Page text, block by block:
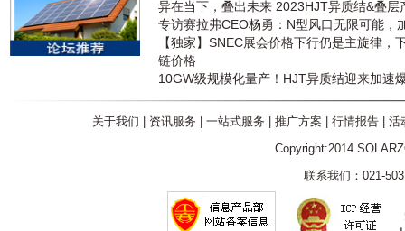
异在当下，叠出未来 2023HJT异质结&叠层
专访赛拉弗CEO杨勇：N型风口无限可能，
【独家】SNEC展会价格下行仍是主旋律，
链价格
10GW级规模化量产！HJT异质结迎来加速
关于我们 资讯服务 一站式服务 推广方案 行情报告| 活
Copyright:2014
联系我们：021-